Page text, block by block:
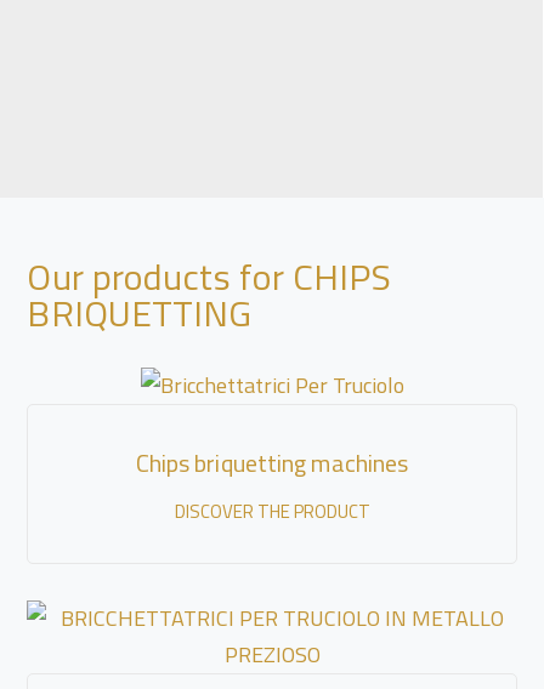
Our products for CHIPS
BRIQUETTING
Chips briquetting machines
DISCOVER THE PRODUCT